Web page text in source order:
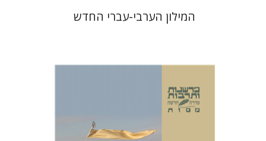
המילון הערבי-עברי החדש